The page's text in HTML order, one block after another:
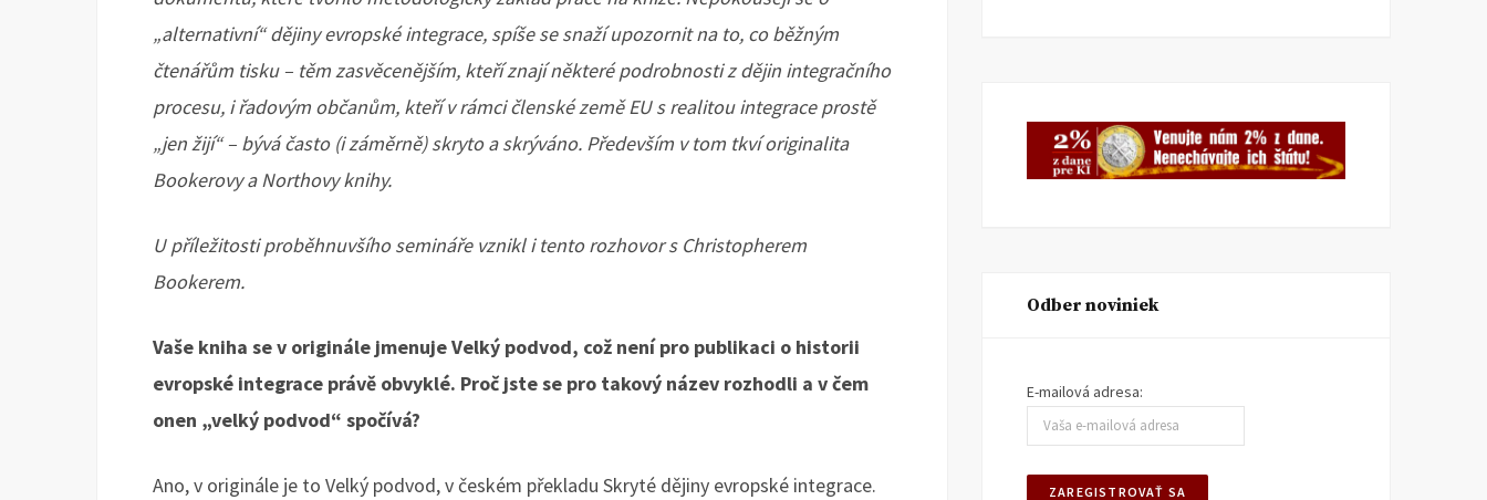
„alternativní“ dějiny evropské integrace, spíše se snaží upozornit na to, co běžným
čtenářům tisku – těm zasvěcenějším, kteří znají některé podrobnosti z dějin integračního
procesu, i řadovým občanům, kteří v rámci členské země EU s realitou integrace prostě
„jenžijí“ – bývá často (i záměrně) skryto a skrýváno. Především v tom tkví originalita
Bookerovy a Northovy knihy.
U příležitosti proběhnuvšího semináře vznikl i tento rozhovor s Christopherem
Bookerem.
Vaše kniha se v originále jmenuje Velký podvod, což není pro publikaci o historii
evropské integrace právě obvyklé. Proč jste se pro takový název rozhodli a v čem
onen „velký podvod“ spočívá?
Ano, v originále je to Velký podvod, v českém překladu Skryté dějiny evropské integrace.
Odber noviniek
E-mailová adresa: